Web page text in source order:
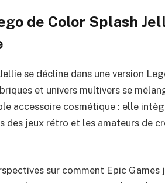
de Color Splash
se décline dans une version
et univers multivers se
accessoire cosmétique : elle
des jeux rétro et les amateurs de
sur comment Epic Games